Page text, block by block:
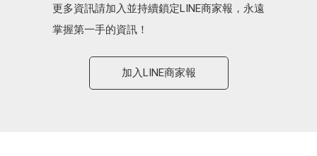
更多資訊請加入並持續鎖定LINE商家報，永遠
掌握第一手的資訊！
加入LINE商家報